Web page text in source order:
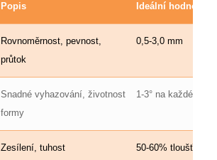
Popis Ideální hodnoty/
Rovnoměrnost, pevnost,
průtok
0,5-3,0 mm
Snadné vyhazování, životnost
formy
1-3° na každé
Zesílení, tuhost 50-60% tloušťky